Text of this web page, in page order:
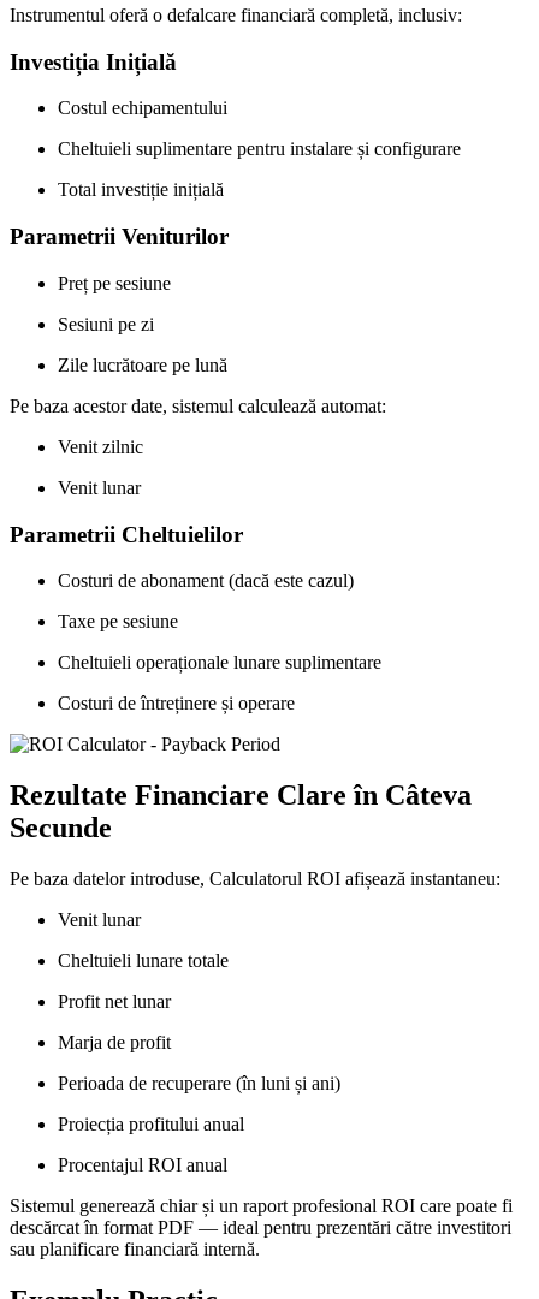
Instrumentul oferă o defalcare financiară completă, inclusiv:
Investiția Inițială
Costul echipamentului
Cheltuieli suplimentare pentru instalare și configurare
Total investiție inițială
Parametrii Veniturilor
Preț pe sesiune
Sesiuni pe zi
Zile lucrătoare pe lună
Pe baza acestor date, sistemul calculează automat:
Venit zilnic
Venit lunar
Parametrii Cheltuielilor
Costuri de abonament (dacă este cazul)
Taxe pe sesiune
Cheltuieli operaționale lunare suplimentare
Costuri de întreținere și operare
Rezultate Financiare Clare în Câteva
Secunde
Pe baza datelor introduse, Calculatorul ROI afișează instantaneu:
Venit lunar
Cheltuieli lunare totale
Profit net lunar
Marja de profit
Perioada de recuperare (în luni și ani)
Proiecția profitului anual
Procentajul ROI anual
Sistemul generează chiar și un raport profesional ROI care poate fi
descărcat în format PDF — ideal pentru prezentări către investitori
sau planificare financiară internă.